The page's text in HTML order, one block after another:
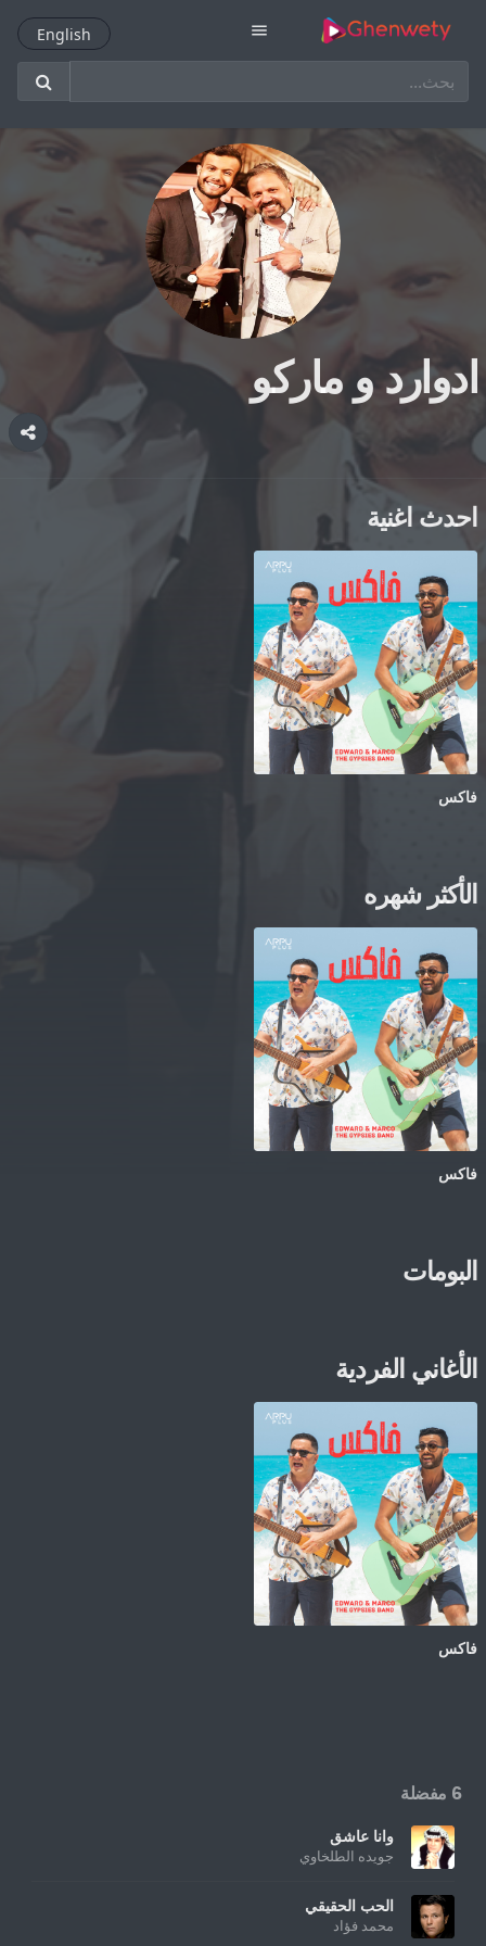
menu
English English
ادوارد و ماركو
احدث اغنية
فاكس
الأكثر شهره
فاكس
البومات
الأغاني الفردية
فاكس
6 مفضلة
وانا عاشق
جويده الطلخاوي
الحب الحقيقي
محمد فؤاد